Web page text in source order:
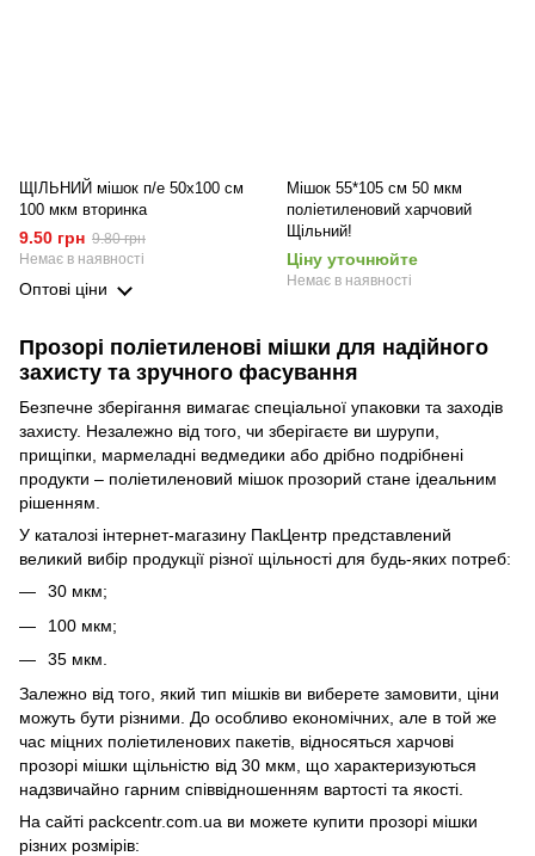
ЩІЛЬНИЙ мішок п/е 50х100 см
100 мкм вторинка
9.50 грн 9.80 грн
Немає в наявності
Оптові ціни
Мішок 55*105 см 50 мкм
поліетиленовий харчовий
Щільний!
Ціну уточнюйте
Немає в наявності
Прозорі поліетиленові мішки для надійного
захисту та зручного фасування
Безпечне зберігання вимагає спеціальної упаковки та заходів
захисту. Незалежно від того, чи зберігаєте ви шурупи,
прищіпки, мармеладні ведмедики або дрібно подрібнені
продукти – поліетиленовий мішок прозорий стане ідеальним
рішенням.
У каталозі інтернет-магазину ПакЦентр представлений
великий вибір продукції різної щільності для будь-яких потреб:
30 мкм;
100 мкм;
35 мкм.
Залежно від того, який тип мішків ви виберете замовити, ціни
можуть бути різними. До особливо економічних, але в той же
час міцних поліетиленових пакетів, відносяться харчові
прозорі мішки щільністю від 30 мкм, що характеризуються
надзвичайно гарним співвідношенням вартості та якості.
На сайті packcentr.com.ua ви можете купити прозорі мішки
різних розмірів: